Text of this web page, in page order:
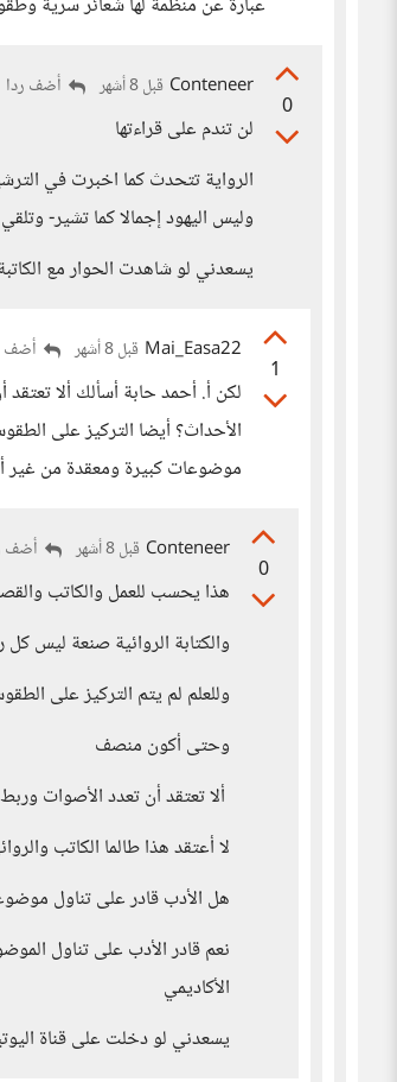
0
Conteneer قبل 8 أشهر أضف ردا
لن تندم على قراءتها
الرواية تتحدث كما اخبرت في
وليس اليهود إجمالا كما تشير-
يسعدني لو شاهدت الحوار مع
1
Mai_Easa22 قبل 8 أشهر أضف
لكن أ. أحمد حابة أسألك ألا
الأحداث؟ أيضا التركيز على
موضوعات كبيرة ومعقدة من غير
0
Conteneer قبل 8 أشهر أضف
هذا يحسب للعمل والكاتب
والكتابة الروائية صنعة ليس كل
وللعلم لم يتم التركيز على
وحتى أكون منصف
ألا تعتقد أن تعدد الأصوات
لا أعتقد هذا طالما الكاتب
هل الأدب قادر على تناول
نعم قادر الأدب على تناول
الأكاديمي
يسعدني لو دخلت على قناة